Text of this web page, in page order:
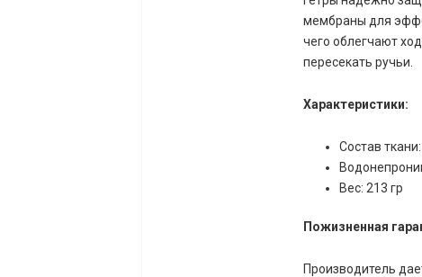
мембраны для
чего облегчают
пересекать ручьи.
Характеристики:
Состав
Вес: 213 гр
Пожизненная
Производитель